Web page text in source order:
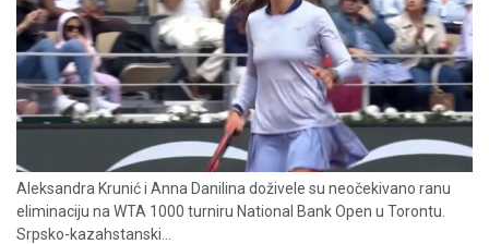
Aleksandra Krunić i Anna Danilina doživele su neočekivano ranu
eliminaciju na WTA 1000 turniru National Bank Open u Torontu.
Srpsko-kazahstanski...